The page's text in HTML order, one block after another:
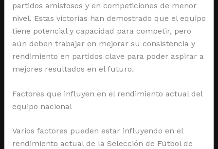
partidos amistosos y en competiciones de menor
nivel. Estas victorias han demostrado que el equipo
tiene potencial y capacidad para competir, pero
aún deben trabajar en mejorar su consistencia y
rendimiento en partidos clave para poder aspirar a
mejores resultados en el futuro.
Factores que influyen en el rendimiento actual del
equipo nacional
Varios factores pueden estar influyendo en el
rendimiento actual de la Selección de Fútbol de